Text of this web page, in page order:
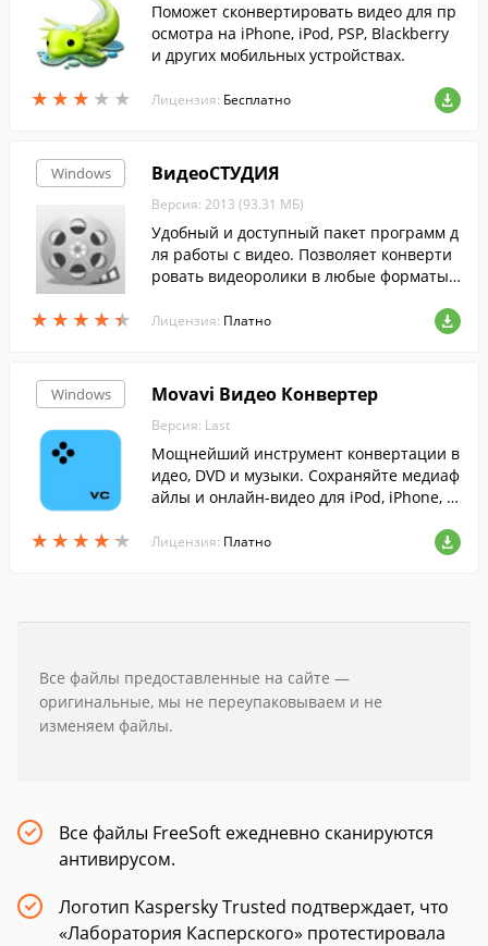
★ ★ ★ ★ ★
★ ★ ★ ★ ★
Поможет сконвертировать видео для пр
осмотра на iPhone, iPod, PSP, Blackberry
и других мобильных устройствах.
Лицензия: Бесплатно
Windows
★ ★ ★ ★ ★
★ ★ ★ ★ ★
ВидеоСТУДИЯ
Версия: 2013 (93.31 МБ)
Удобный и доступный пакет программ д
ля работы с видео. Позволяет конверти
ровать видеоролики в любые форматы,
иски и пр.
Лицензия: Платно
Windows
★ ★ ★ ★ ★
★ ★ ★ ★ ★
Movavi Видео Конвертер
Версия: Last
Мощнейший инструмент конвертации в
идео, DVD и музыки. Сохраняйте медиаф
айлы и онлайн-видео для iPod, iPhone, N
в (теперь и с платформой Android) и ...
Лицензия: Платно
Все файлы предоставленные на сайте —
оригинальные, мы не переупаковываем и не
изменяем файлы.
Все файлы FreeSoft ежедневно сканируются
антивирусом.
Логотип Kaspersky Trusted подтверждает, что
«Лаборатория Касперского» протестировала